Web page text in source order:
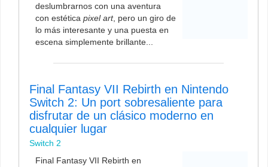
deslumbrarnos con una aventura
con estética pixel art, pero un giro de
lo más interesante y una puesta en
escena simplemente brillante...
Final Fantasy VII Rebirth en Nintendo
Switch 2: Un port sobresaliente para
disfrutar de un clásico moderno en
cualquier lugar
Switch 2
Final Fantasy VII Rebirth en